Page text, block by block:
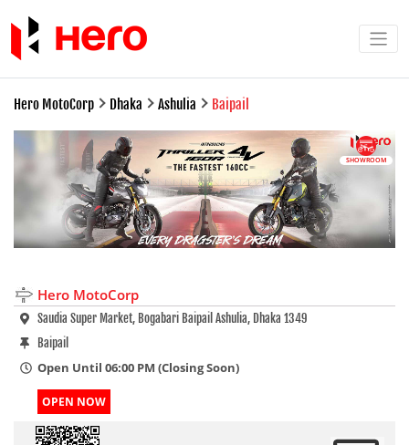
Hero MotoCorp Dhaka Ashulia Baipail
SHOWROOM
Hero MotoCorp
Saudia Super Market, Bogabari Baipail Ashulia, Dhaka 1349
Baipail
Open Until 06:00 PM (Closing Soon)
OPEN NOW